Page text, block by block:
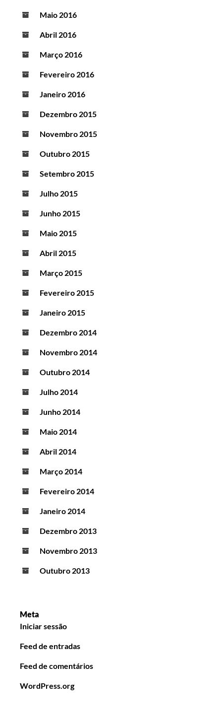
Maio 2016
Abril 2016
Março 2016
Fevereiro 2016
Janeiro 2016
Dezembro 2015
Novembro 2015
Outubro 2015
Setembro 2015
Julho 2015
Junho 2015
Maio 2015
Abril 2015
Março 2015
Fevereiro 2015
Janeiro 2015
Dezembro 2014
Novembro 2014
Outubro 2014
Julho 2014
Junho 2014
Maio 2014
Abril 2014
Março 2014
Fevereiro 2014
Janeiro 2014
Dezembro 2013
Novembro 2013
Outubro 2013
Meta
Iniciar sessão
Feed de entradas
Feed de comentários
WordPress.org